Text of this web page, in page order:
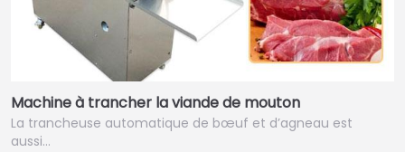
Machine à trancher la viande de mouton
La trancheuse automatique de bœuf et d’agneau est
aussi…